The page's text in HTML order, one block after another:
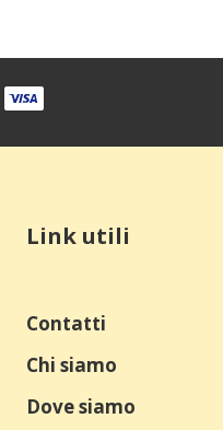
Link utili
Contatti
Chi siamo
Dove siamo